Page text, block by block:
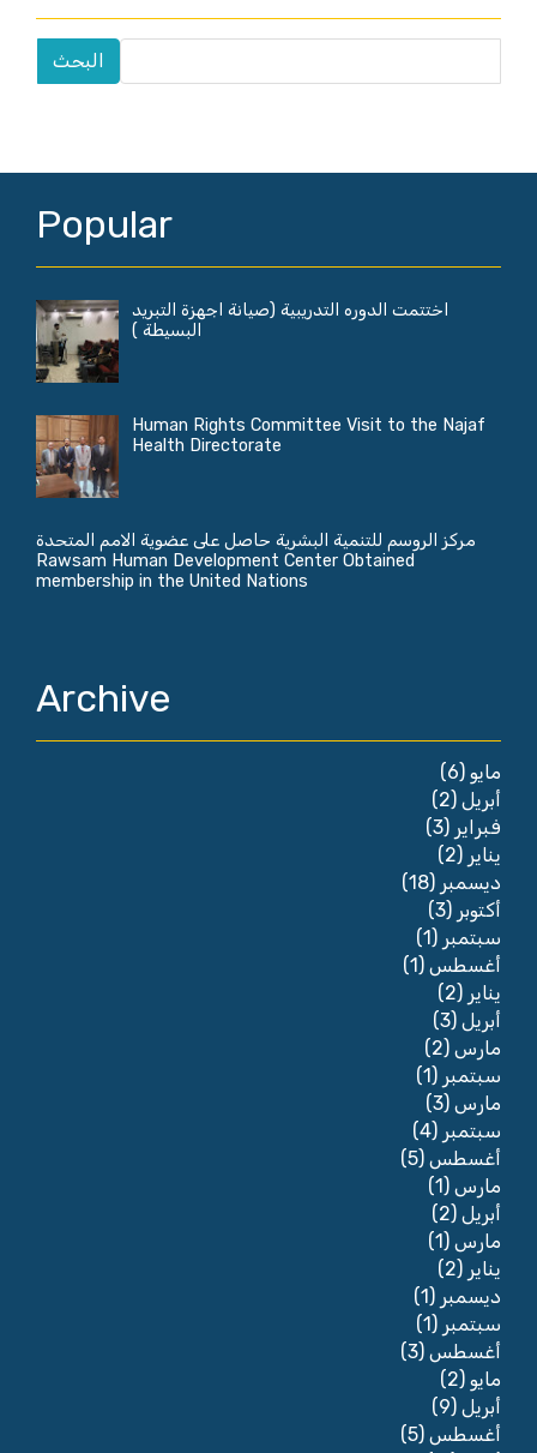
Popular
اختتمت الدوره التدريبية (صيانة اجهزة التبريد
البسيطة )
Human Rights Committee Visit to the Najaf
Health Directorate
مركز الروسم للتنمية البشرية حاصل على عضوية الامم المتحدة
Rawsam Human Development Center Obtained
membership in the United Nations
Archive
مايو (6)
أبريل (2)
فبراير (3)
يناير (2)
ديسمبر (18)
أكتوبر (3)
سبتمبر (1)
أغسطس (1)
يناير (2)
أبريل (3)
مارس (2)
سبتمبر (1)
مارس (3)
سبتمبر (4)
أغسطس (5)
مارس (1)
أبريل (2)
مارس (1)
يناير (2)
ديسمبر (1)
سبتمبر (1)
أغسطس (3)
مايو (2)
أبريل (9)
أغسطس (5)